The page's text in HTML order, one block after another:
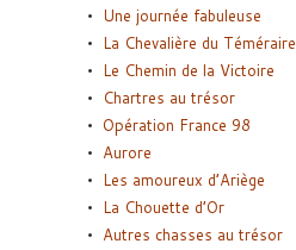
Une journée fabuleuse
La Chevalière du Téméraire
Le Chemin de la Victoire
Chartres au trésor
Opération France 98
Aurore
Les amoureux d’Ariège
La Chouette d’Or
Autres chasses au trésor